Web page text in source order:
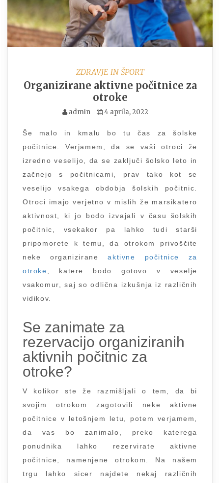
ZDRAVJE IN ŠPORT
Organizirane aktivne počitnice za
otroke
admin 4 aprila, 2022
Še malo in kmalu bo tu čas za šolske
počitnice. Verjamem, da se vaši otroci že
izredno veselijo, da se zaključi šolsko leto in
začnejo s počitnicami, prav tako kot se
veselijo vsakega obdobja šolskih počitnic.
Otroci imajo verjetno v mislih že marsikatero
aktivnost, ki jo bodo izvajali v času šolskih
počitnic, vsekakor pa lahko tudi starši
pripomorete k temu, da otrokom privoščite
neke organiziraneaktivne počitnice za
otroke, katere bodo gotovo v veselje
vsakomur, saj so odlična izkušnja iz različnih
vidikov.
Se zanimate za
rezervacijo organiziranih
aktivnih počitnic za
otroke?
V kolikor ste že razmišljali o tem, da bi
svojim otrokom zagotovili neke aktivne
počitnice v letošnjem letu, potem verjamem,
da vas bo zanimalo, preko katerega
ponudnika lahko rezervirate aktivne
počitnice, namenjene otrokom. Na našem
trgu lahko sicer najdete nekaj različnih